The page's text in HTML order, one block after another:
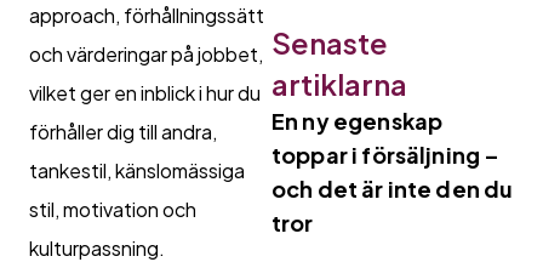
approach, förhållningssätt
och värderingar på jobbet,
vilket ger en inblick i hur du
förhåller dig till andra,
tankestil, känslomässiga
stil, motivation och
kulturpassning.
Senaste
artiklarna
En ny egenskap
toppar i försäljning –
och det är inte den du
tror